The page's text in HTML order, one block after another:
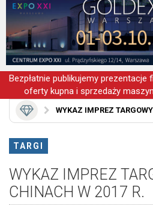
Bezpłatnie publikujemy prezentacje
oferty kupna i sprzedaży
WYKAZ IMPREZ
TARGI
WYKAZ IMPREZ
CHINACH W 2017 R.